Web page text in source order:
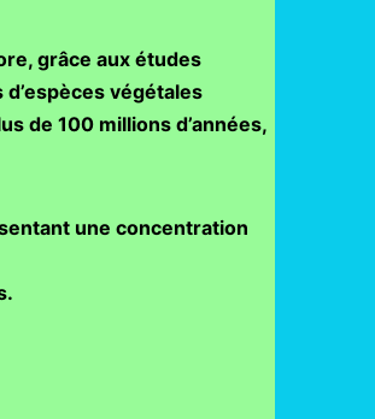
grâce aux études
végétales
de 100 millions d’années,
une concentration